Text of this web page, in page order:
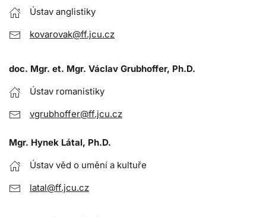
Ústav anglistiky
kovarovak@ff.jcu.cz
doc. Mgr. et. Mgr. Václav Grubhoffer, Ph.D.
Ústav romanistiky
vgrubhoffer@ff.jcu.cz
Mgr. Hynek Látal, Ph.D.
Ústav věd o umění a kultuře
latal@ff.jcu.cz